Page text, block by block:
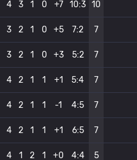
4 3 1 0 +7 10:3 10
3 2 1 0 +5 7:2 7
3 2 1 0 +3 5:2 7
4 2 1 1 +1 5:4 7
4 2 1 1 -1 4:5 7
4 2 1 1 +1 6:5 7
4 1 2 1 +0 4:4 5